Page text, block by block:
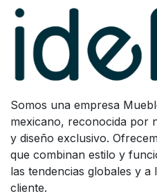
Somos una empresa
mexicano, reconocida por
y diseño exclusivo.
que combinan estilo y
las tendencias globales y a
cliente.